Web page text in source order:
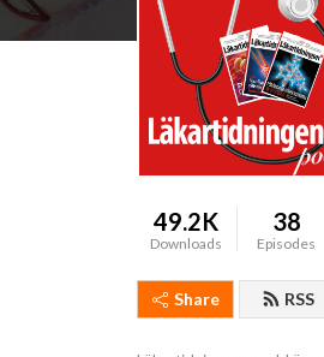
49.2K
Downloads
38
Episodes
Share RSS